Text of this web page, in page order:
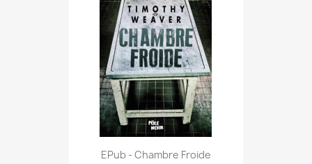
EPub - Chambre Froide